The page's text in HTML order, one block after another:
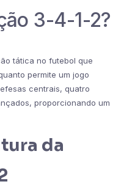
3-4-1-2?
tática no futebol que
permite um jogo
centrais, quatro
proporcionando um
da